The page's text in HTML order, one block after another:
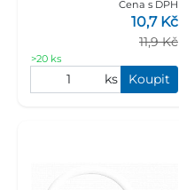
Cena s DPH
11,9 Kč
10,7 Kč
>20 ks
ks Koupit